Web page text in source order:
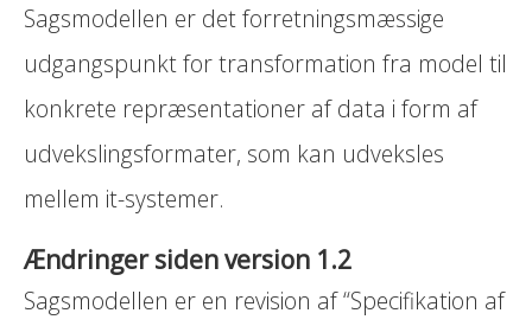
Sagsmodellen er det forretningsmæssige
udgangspunkt for transformation fra model til
konkrete repræsentationer af data i form af
udvekslingsformater, som kan udveksles
mellem it-systemer.
Ændringer siden version 1.2
Sagsmodellen er en revision af “Specifikation af